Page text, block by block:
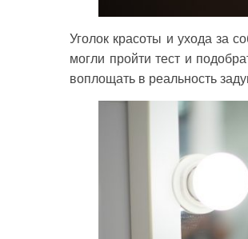
Уголок красоты и ухода за
могли пройти тест и
воплощать в реальность